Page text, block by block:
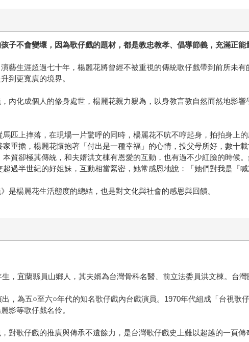
子不會變壞，因為歌仔戲的題材，都是教忠教孝、倡導節義，充滿正能
藝生涯超過七十年，楊麗花將曾經不被重視的傳統歌仔戲帶到前所未
到更寬廣的境界。
內化成個人的修身處世，楊麗花親力親為，以身教言教自然而然地影
馬匹上摔落，在現場一片驚呼的同時，楊麗花不吭不哼起身，拍拍身上
家重擔，楊麗花懷抱著「付出是一種幸福」的心情，投父母所好，數十載
本質卻極其傳統，和夫婿洪文棟有恩愛的互動，也有過不少紅臉的時候
超過半世紀的好姐妹，互動相當緊密，她常感恩地說：「她們對我是『
》是楊麗花生活態度的總結，也是對文化與社會的感恩與回饋。
，宜蘭縣員山鄉人，其夫婿為台灣骨科名醫、前立法委員洪文棟。台
，為五○至六○年代的知名歌仔戲內台戲演員。1970年代組成「台視歌
影等歌仔戲名伶。
對歌仔戲的推廣與傳承不遺餘力，是台灣歌仔戲史上難以超越的一頁傳